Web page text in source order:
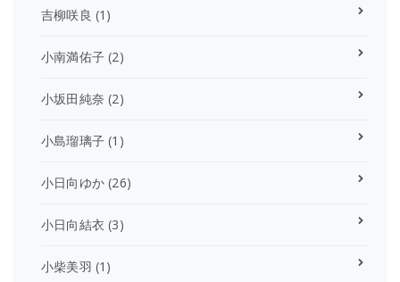
吉柳咲良 (1)
小南満佑子 (2)
小坂田純奈 (2)
小島瑠璃子 (1)
小日向ゆか (26)
小日向結衣 (3)
小柴美羽 (1)